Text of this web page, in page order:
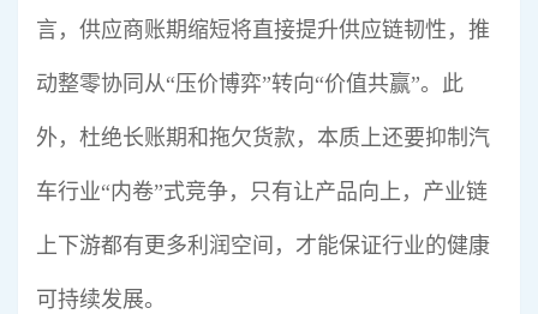
言，供应商账期缩短将直接提升供应链韧性，推
动整零协同从“压价博弈”转向“价值共赢”。此
外，杜绝长账期和拖欠货款，本质上还要抑制汽
车行业“内卷”式竞争，只有让产品向上，产业链
上下游都有更多利润空间，才能保证行业的健康
可持续发展。